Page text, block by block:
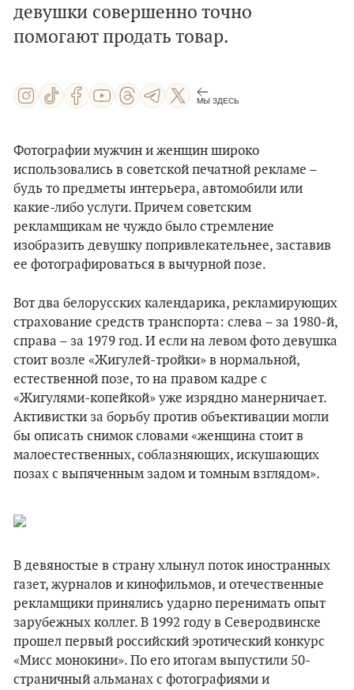
девушки совершенно точно
помогают продать товар.
МЫ ЗДЕСЬ
Фотографии мужчин и женщин широко
использовались в советской печатной рекламе –
будь то предметы интерьера, автомобили или
какие-либо услуги. Причем советским
рекламщикам не чуждо было стремление
изобразить девушку попривлекательнее, заставив
ее фотографироваться в вычурной позе.
Вот два белорусских календарика, рекламирующих
страхование средств транспорта: слева – за 1980-й,
справа – за 1979 год. И если на левом фото девушка
стоит возле «Жигулей-тройки» в нормальной,
естественной позе, то на правом кадре с
«Жигулями-копейкой» уже изрядно манерничает.
Активистки за борьбу против объективации могли
бы описать снимок словами «женщина стоит в
малоестественных, соблазняющих, искушающих
позах с выпяченным задом и томным взглядом».
В девяностые в страну хлынул поток иностранных
газет, журналов и кинофильмов, и отечественные
рекламщики принялись ударно перенимать опыт
зарубежных коллег. В 1992 году в Северодвинске
прошел первый российский эротический конкурс
«Мисс монокини». По его итогам выпустили 50-
страничный альманах с фотографиями и